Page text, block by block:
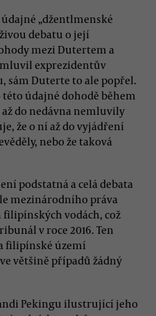
„džentlmenské
debatu o její
mezi Dutertem a
exprezidentův
sám Duterte to ale popřel.
této údajné dohodě během
do nedávna nemluvily
že o ní až do vyjádření
nebo že taková
podstatná a celá debata
mezinárodního práva
filipínských vodách, což
v roce 2016. Ten
filipínské území
většině případů žádný
Pekingu ilustrující jeho